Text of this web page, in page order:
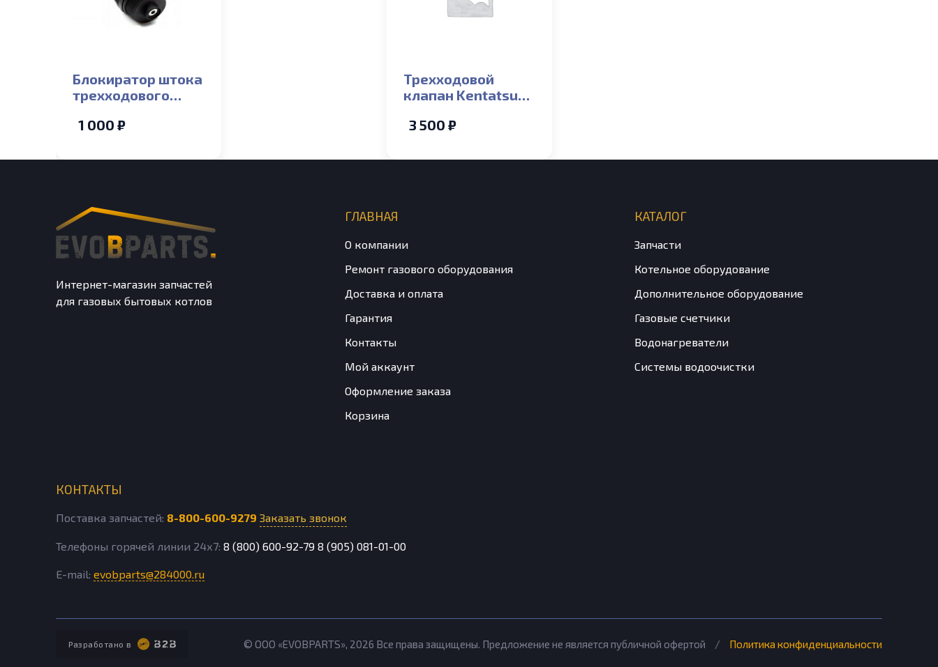
Блокиратор штока
трехходового
Kentatsu 24/28-
(792.3000000957)
1 000 ₽
Трехходовой
клапан Kentatsu
3 500 ₽
Интернет-магазин запчастей
для газовых бытовых котлов
ГЛАВНАЯ
О компании
Ремонт газового оборудования
Доставка и оплата
Гарантия
Контакты
Мой аккаунт
Оформление заказа
Корзина
КАТАЛОГ
Запчасти
Котельное оборудование
Дополнительное оборудование
Газовые счетчики
Водонагреватели
Системы водоочистки
КОНТАКТЫ
Поставка запчастей: 8-800-600-9279 Заказать звонок
Телефоны горячей линии 24х7: 8 (800) 600-92-79 8 (905) 081-01-00
E-mail: evobparts@284000.ru
Разработано в © ООО «EVOBPARTS», 2026 Все права защищены. Предложение не является публичной офертой / Политика конфиденциальности